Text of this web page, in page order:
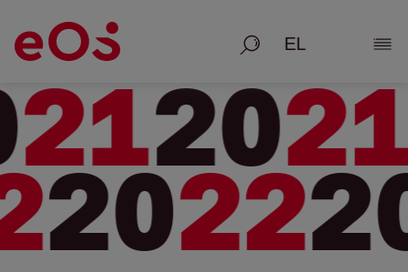
Αναζήτηση
2120
202220